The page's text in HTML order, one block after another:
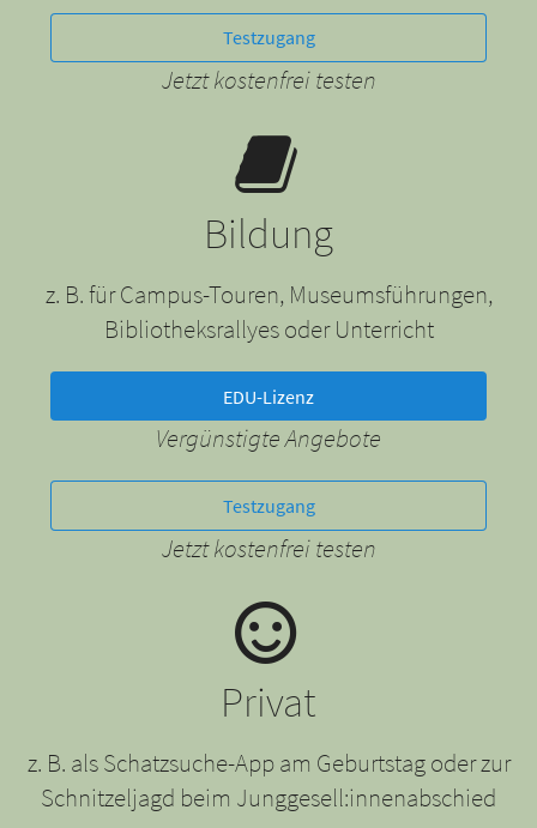
Testzugang
Jetzt kostenfrei testen
Bildung
z. B. für Campus-Touren, Museumsführungen,
Bibliotheksrallyes oder Unterricht
EDU-Lizenz
Vergünstigte Angebote
Testzugang
Jetzt kostenfrei testen
Privat
z. B. als Schatzsuche-App am Geburtstag oder zur
Schnitzeljagd beim Junggesell:innenabschied